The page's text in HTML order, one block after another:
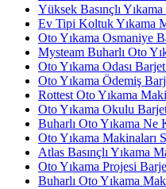
Yüksek Basınçlı
Ev Tipi Koltuk Yıkama
Oto Yıkama Osmaniye
Mysteam Buharlı Oto
Oto Yıkama Odası
Oto Yıkama Ödemiş
Rottest Oto Yıkama
Oto Yıkama Okulu
Buharlı Oto Yıkama Ne
Oto Yıkama Makinaları
Atlas Basınçlı Yıkama
Oto Yıkama Projesi
Buharlı Oto Yıkama